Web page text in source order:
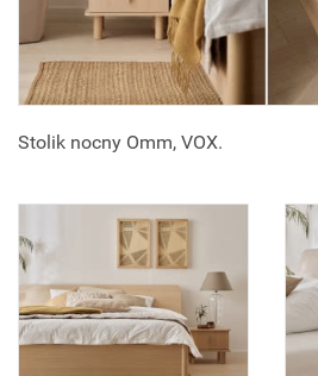
Stolik nocny Omm, VOX.